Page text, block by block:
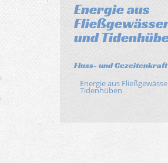
Energie aus
und
Fluss- und
Energie aus
Tidenhüben